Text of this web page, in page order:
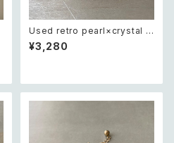
Used retro pearl×crystal b
ijou wide bracelet レトロ ユ
ーズド アクセサリー クリスタル
¥3,280